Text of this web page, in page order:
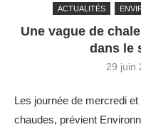
ACTUALITÉS
Une vague de
dans le
29 juin
Les journée de mercredi
chaudes, prévient